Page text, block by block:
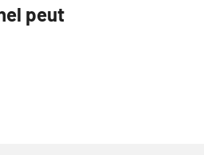
peut